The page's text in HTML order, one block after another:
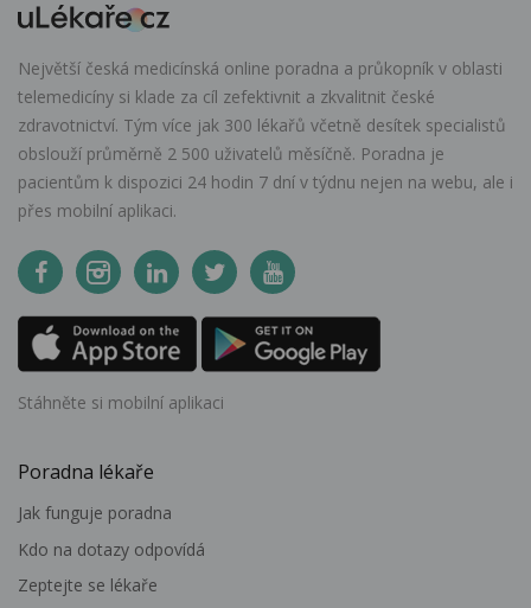
Největší česká medicínská online poradna a průkopník v oblasti
telemedicíny si klade za cíl zefektivnit a zkvalitnit české
zdravotnictví. Tým více jak 300 lékařů včetně desítek specialistů
obslouží průměrně 2 500 uživatelů měsíčně. Poradna je
pacientům k dispozici 24 hodin 7 dní v týdnu nejen na webu, ale i
přes mobilní aplikaci.
Stáhněte si mobilní aplikaci
Poradna lékaře
Jak funguje poradna
Kdo na dotazy odpovídá
Zeptejte se lékaře